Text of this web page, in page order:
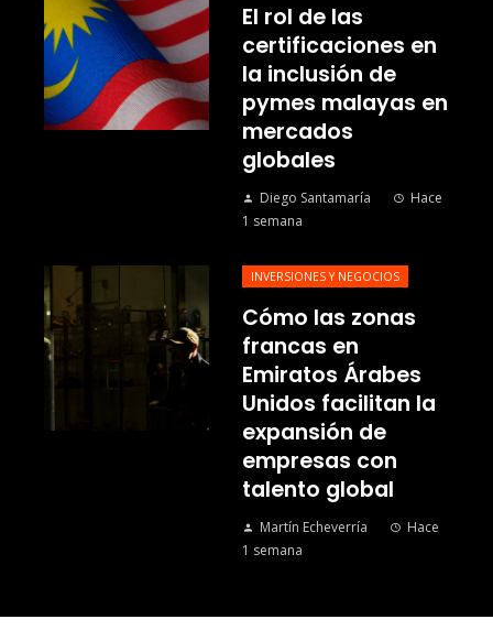
El rol de las
certificaciones en
la inclusión de
pymes malayas en
mercados
globales
Diego Santamaría
Hace
1 semana
INVERSIONES Y NEGOCIOS
Cómo las zonas
francas en
Emiratos Árabes
Unidos facilitan la
expansión de
empresas con
talento global
Martín Echeverría
Hace
1 semana